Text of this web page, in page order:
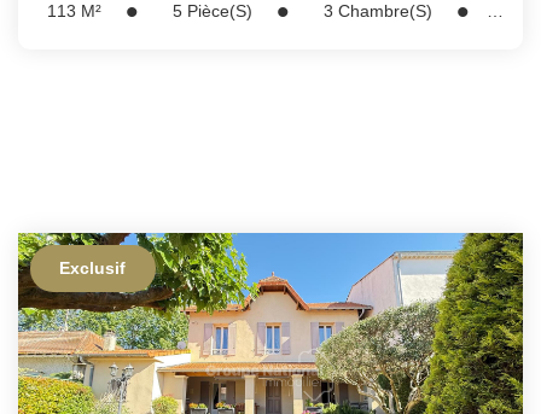
113 M² 5 Pièce(s) 3 Chambre(s)
Exclusif